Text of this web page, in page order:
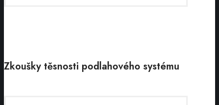
Zkoušky těsnosti podlahového systému